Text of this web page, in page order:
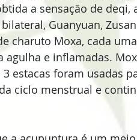
a sensação de
Guanyuan,
charuto Moxa, cada
agulha e inflamadas.
estacas foram usadas
ciclo menstrual e